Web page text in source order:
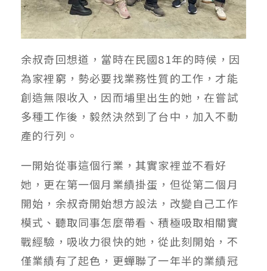
余叔奇回想道，當時在民國81年的時候，因
為家裡窮，勢必要找業務性質的工作，才能
創造無限收入，因而埔里出生的她，在嘗試
多種工作後，毅然決然到了台中，加入不動
產的行列。
一開始從事這個行業，其實家裡並不看好
她，更在第一個月業績掛蛋，但從第二個月
開始，余叔奇開始想方設法，改變自己工作
模式、聽取同事怎麼帶看、積極吸取相關實
戰經驗，吸收力很快的她，從此刻開始，不
僅業績有了起色，更蟬聯了一年半的業績冠